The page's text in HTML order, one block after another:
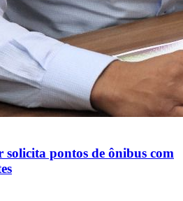
pontos de ônibus com